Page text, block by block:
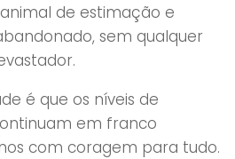
de estimação e
sem qualquer
é que os níveis de
em franco
com coragem para tudo.